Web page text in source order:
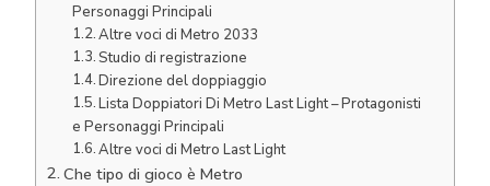
Personaggi Principali
Altre voci di Metro 2033
Studio di registrazione
Direzione del doppiaggio
Lista Doppiatori Di Metro Last Light – Protagonisti
e Personaggi Principali
Altre voci di Metro Last Light
Che tipo di gioco è Metro